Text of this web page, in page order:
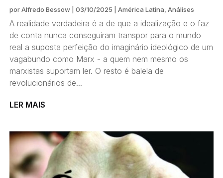
porAlfredo Bessow 03/10/2025 América Latina Análises
A realidade verdadeira é a de que a idealização e o faz
de conta nunca conseguiram transpor para o mundo
real a suposta perfeição do imaginário ideológico de um
vagabundo como Marx - a quem nem mesmo os
marxistas suportam ler. O resto é balela de
revolucionários de...
LER MAIS